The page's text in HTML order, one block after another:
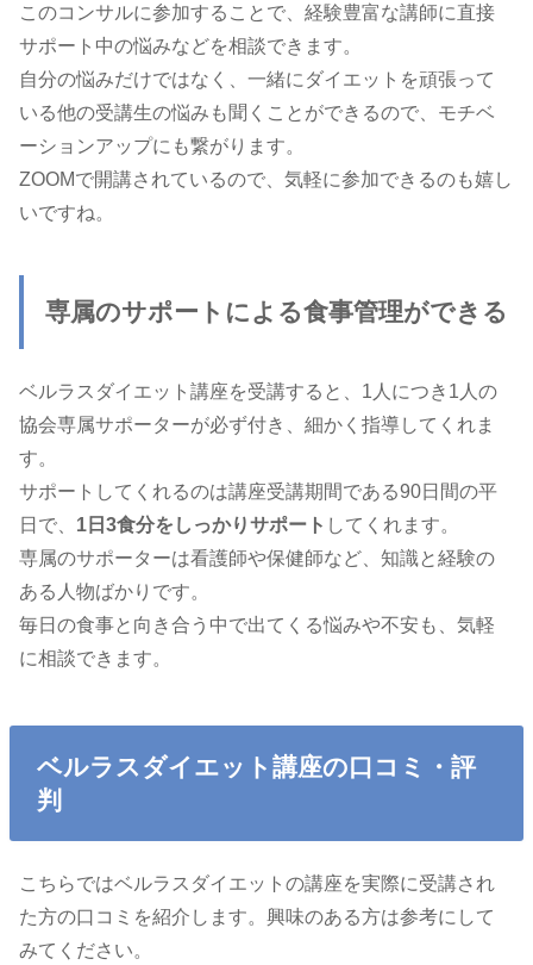
このコンサルに参加することで、経験豊富な講師に直接
サポート中の悩みなどを相談できます。
自分の悩みだけではなく、一緒にダイエットを頑張って
いる他の受講生の悩みも聞くことができるので、モチベ
ーションアップにも繋がります。
ZOOMで開講されているので、気軽に参加できるのも嬉し
いですね。
専属のサポートによる食事管理ができる
ベルラスダイエット講座を受講すると、1人につき1人の
協会専属サポーターが必ず付き、細かく指導してくれま
す。
サポートしてくれるのは講座受講期間である90日間の平
日で、 1日3食分をしっかりサポート してくれます。
専属のサポーターは看護師や保健師など、知識と経験の
ある人物ばかりです。
毎日の食事と向き合う中で出てくる悩みや不安も、気軽
に相談できます。
ベルラスダイエット講座の口コミ・評
判
こちらではベルラスダイエットの講座を実際に受講され
た方の口コミを紹介します。興味のある方は参考にして
みてください。